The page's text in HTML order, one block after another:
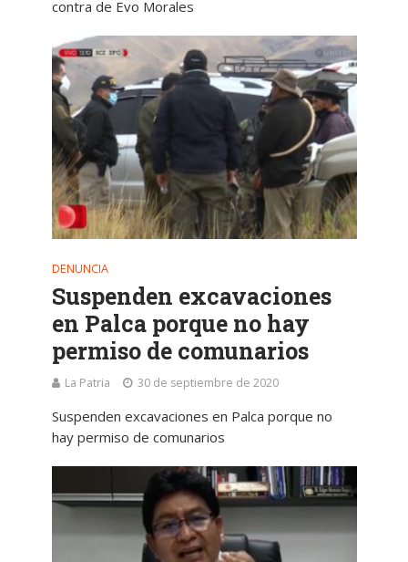
contra de Evo Morales
DENUNCIA
Suspenden excavaciones
en Palca porque no hay
permiso de comunarios
La Patria 30 de septiembre de 2020
Suspenden excavaciones en Palca porque no
hay permiso de comunarios